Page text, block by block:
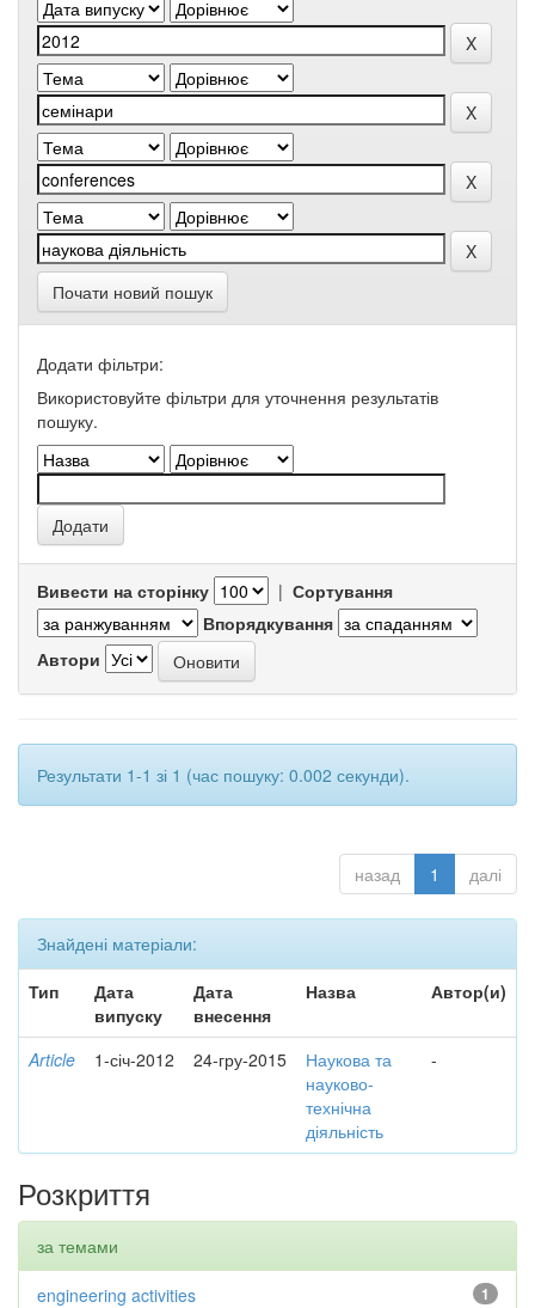
Почати новий пошук
Додати фільтри:
Використовуйте фільтри для уточнення результатів
пошуку.
Вивести на сторінку | Сортування
Впорядкування
Автори
Результати 1-1 зі 1 (час пошуку: 0.002 секунди).
назад 1 далі
Знайдені матеріали:
Тип
Дата
випуску
Дата
внесення
Назва Автор(и)
Article 1-січ-2012 24-гру-2015
Наукова та
науково-
технічна
діяльність
-
Розкриття
за темами
1
engineering activities